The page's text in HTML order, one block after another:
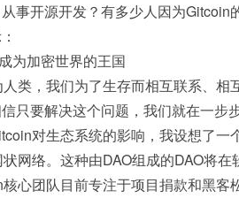
事开源开发？有多少人因为Gitcoin
类，我们为了生存而相互联系、相
只要解决这个问题，我们就在一步
对生态系统的影响，我设想了一
网络。这种由DAO组成的DAO将在
心团队目前专注于项目捐款和黑客